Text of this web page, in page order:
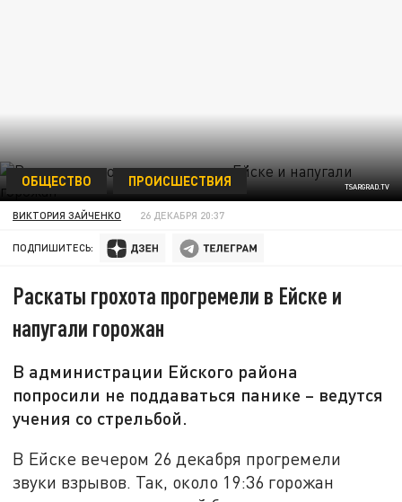
TSARGRAD.TV
ОБЩЕСТВО ПРОИСШЕСТВИЯ
ВИКТОРИЯ ЗАЙЧЕНКО 26 ДЕКАБРЯ 20:37
ПОДПИШИТЕСЬ:
Раскаты грохота прогремели в Ейске и
напугали горожан
В администрации Ейского района
попросили не поддаваться панике – ведутся
учения со стрельбой.
В Ейске вечером 26 декабря прогремели
звуки взрывов. Так, около 19:36 горожан